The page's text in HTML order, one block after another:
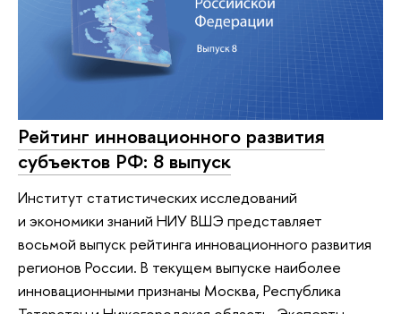
Рейтинг инновационного развития
субъектов РФ: 8 выпуск
Институт статистических исследований
и экономики знаний НИУ ВШЭ представляет
восьмой выпуск рейтинга инновационного развития
регионов России. В текущем выпуске наиболее
инновационными признаны Москва, Республика